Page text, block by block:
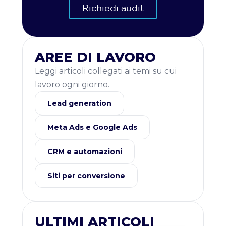
Richiedi audit
AREE DI LAVORO
Leggi articoli collegati ai temi su cui
lavoro ogni giorno.
Lead generation
Meta Ads e Google Ads
CRM e automazioni
Siti per conversione
ULTIMI ARTICOLI